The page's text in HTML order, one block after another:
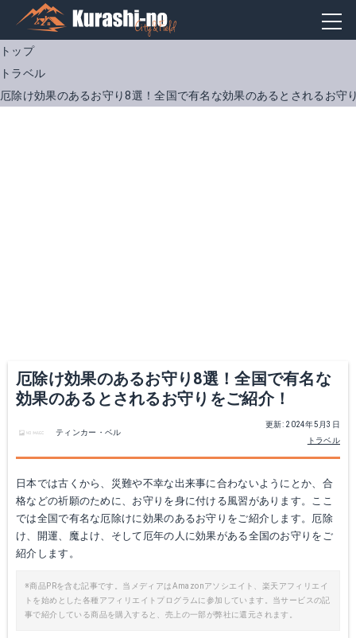
トップ
トラベル
厄除け効果のあるお守り8選！全国で有名な効果のあるとされるお守
厄除け効果のあるお守り8選！全国で有名な
効果のあるとされるお守りをご紹介！
更新: 2024年5月3日
トラベル
ティンカー・ベル
日本では古くから、災難や不幸な出来事に合わないようにとか、合
格などの祈願のために、お守りを身に付ける風習があります。ここ
では全国で有名な厄除けに効果のあるお守りをご紹介します。厄除
け、開運、魔よけ、そして厄年の人に効果がある全国のお守りをご
紹介します。
※商品PRを含む記事です。当メディアはAmazonアソシエイト、楽天アフィリエイ
トを始めとした各種アフィリエイトプログラムに参加しています。当サービスの記
事で紹介している商品を購入すると、売上の一部が弊社に還元されます。